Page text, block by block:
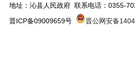
地址：沁县人民政府 联系电话：0355-
晋ICP备09009659号
晋公网安备